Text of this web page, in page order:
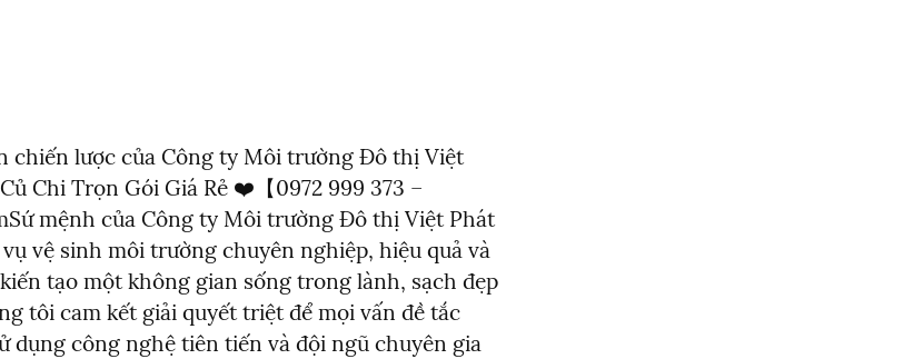
chiến lược của Công ty Môi trường Đô thị Việt
Chi Trọn Gói Giá Rẻ ❤️【0972 999 373 –
mệnh của Công ty Môi trường Đô thị Việt Phát
vệ sinh môi trường chuyên nghiệp, hiệu quả và
tạo một không gian sống trong lành, sạch đẹp
tôi cam kết giải quyết triệt để mọi vấn đề tắc
dụng công nghệ tiên tiến và đội ngũ chuyên gia